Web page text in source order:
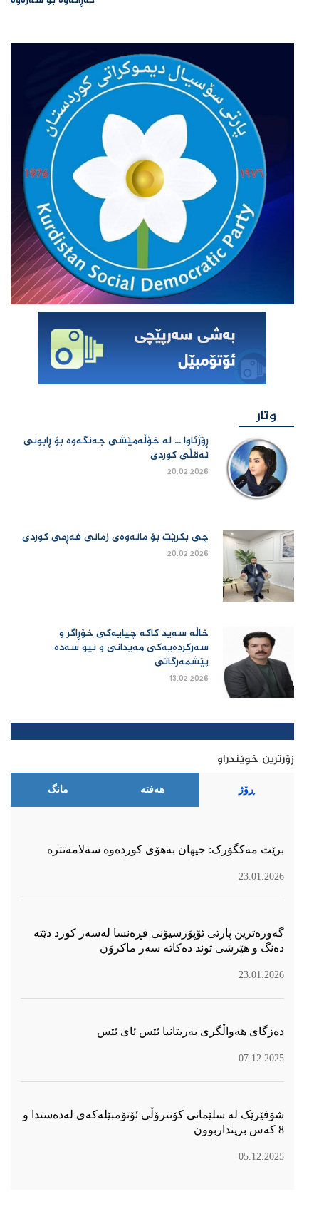
وتار
ڕۆژئاوا ... لە خۆڵەمێشی جەنگەوە بۆ ڕابونی
ئەقڵی کوردی
20.02.2026
چی بكرێت بۆ مانەوەی زمانی فەڕمی كوردی
20.02.2026
خاڵە سەید کاکە چیایەکی خۆڕاگر و
سەرکردەیەکی مەیدانی و نیو سەدە
پێشمەرگاتی
13.02.2026
زۆرترین خوێندراو
ڕۆژ هەفتە مانگ
برێت مەکگۆرک: جیهان بەهۆی کوردەوە سەلامەتترە
23.01.2026
گەورەترین پارتی ئۆپۆزسیۆنی فڕەنسا لەسەر كورد دێتە
دەنگ و هێرشی توند دەكاتە سەر ماكرۆن
23.01.2026
دەزگای هەواڵگری بەریتانیا ئێس ئای ئێس
07.12.2025
شۆفێرێک لە سلێمانی کۆنترۆڵی ئۆتۆمبێلەکەی لەدەستدا و
8 کەس برینداربوون
05.12.2025